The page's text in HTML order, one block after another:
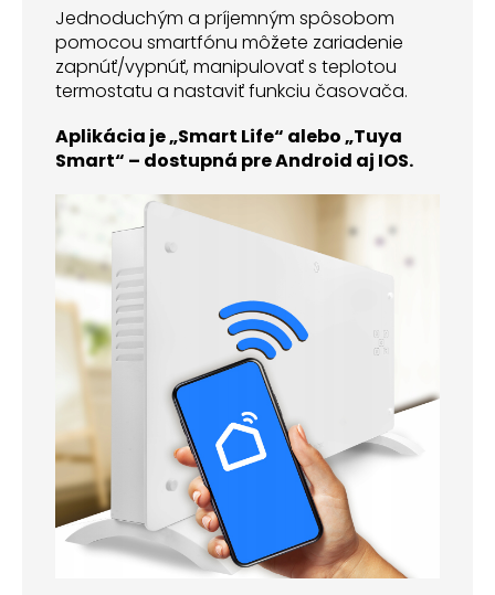
Jednoduchým a príjemným spôsobom
pomocou smartfónu môžete zariadenie
zapnúť/vypnúť, manipulovať s teplotou
termostatu a nastaviť funkciu časovača.
Aplikácia je „Smart Life“ alebo „Tuya
Smart“ – dostupná pre Android aj IOS.